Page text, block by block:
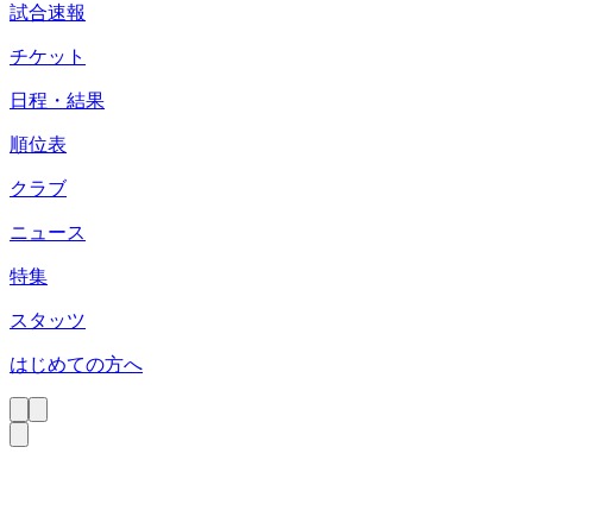
試合速報
チケット
日程・結果
順位表
クラブ
ニュース
特集
スタッツ
はじめての方へ